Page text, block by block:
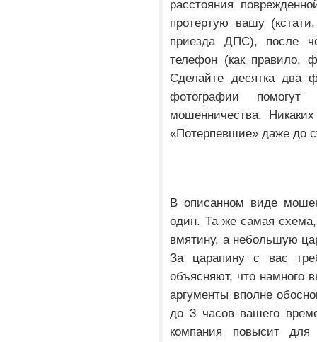
расстояния
протертую вашу
приезда ДПС), после
телефон (как правило,
Сделайте десятка два
фотографии
мошенничества.
«Потерпевшие» даже до
В описанном виде
один. Та же самая
вмятину, а небольшую
За царапину с вас
объясняют, что намного
аргументы вполне
до 3 часов вашего
компания повысит